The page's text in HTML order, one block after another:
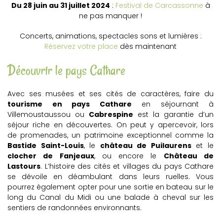
Du 28 juin au 31 juillet 2024 : Festival de Carcassonne à
ne pas manquer !
Concerts, animations, spectacles sons et lumières :
Réservez votre place dès maintenant
Découvrir le pays Cathare
Avec ses musées et ses cités de caractères, faire du
tourisme en pays Cathare en séjournant à
Villemoustaussou ou Cabrespine est la garantie d’un
séjour riche en découvertes. On peut y apercevoir, lors
de promenades, un patrimoine exceptionnel comme la
Bastide Saint-Louis, le château de Puilaurenset le
clocher de Fanjeaux, ou encore le Château de
Lastours. L’histoire des cités et villages du pays Cathare
se dévoile en déambulant dans leurs ruelles. Vous
pourrez également opter pour une sortie en bateau sur le
long du Canal du Midi ou une balade à cheval sur les
sentiers de randonnées environnants.